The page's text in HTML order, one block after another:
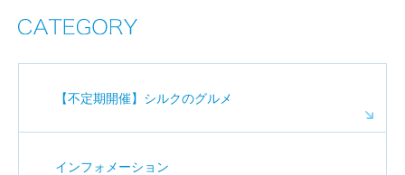
【不定期開催】シルクのグルメ
インフォメーション